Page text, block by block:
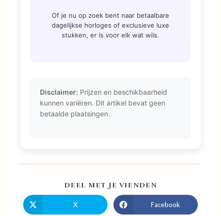
Of je nu op zoek bent naar betaalbare
dagelijkse horloges of exclusieve luxe
stukken, er is voor elk wat wils.
Disclaimer: Prijzen en beschikbaarheid
kunnen variëren. Dit artikel bevat geen
betaalde plaatsingen.
DEEL MET JE VIENDEN
X Facebook